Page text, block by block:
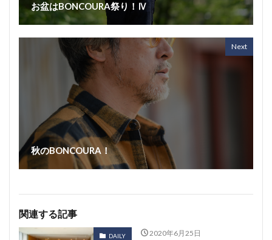
お盆はBONCOURA祭り！Ⅳ
Next
秋のBONCOURA！
関連する記事
DAILY 2020年6月25日